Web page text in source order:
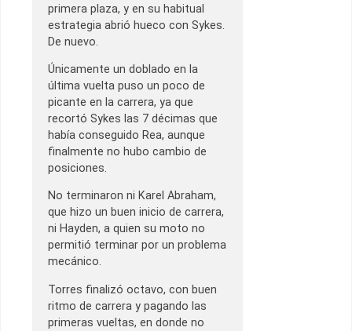
primera plaza, y en su habitual
estrategia abrió hueco con Sykes.
De nuevo.
Únicamente un doblado en la
última vuelta puso un poco de
picante en la carrera, ya que
recortó Sykes las 7 décimas que
había conseguido Rea, aunque
finalmente no hubo cambio de
posiciones.
No terminaron ni Karel Abraham,
que hizo un buen inicio de carrera,
ni Hayden, a quien su moto no
permitió terminar por un problema
mecánico.
Torres finalizó octavo, con buen
ritmo de carrera y pagando las
primeras vueltas, en donde no